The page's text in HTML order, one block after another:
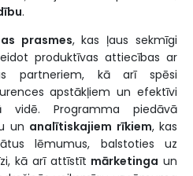
.
prasmes, kas ļaus sekmīgi
produktīvas attiecības ar
partneriem, kā arī spēsi
apstākļiem un efektīvi
vidē. Programma piedāvā
un analītiskajiem rīkiem, kas
lēmumus, balstoties uz
kā arī attīstīt mārketinga un